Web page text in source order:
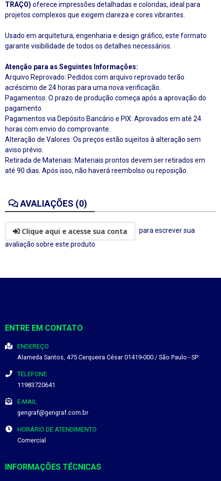
TRAÇO) oferece impressões detalhadas e coloridas, ideal para
projetos complexos que exigem clareza e cores vibrantes.
Usado em arquitetura, engenharia e design gráfico, este formato
garante visibilidade de todos os detalhes necessários.
Atenção para as Seguintes Informações:
Arquivo Reprovado: Pedidos com arquivo reprovado terão
acréscimo de 24 horas para uma nova verificação.
Pagamentos: O prazo de produção começa após a aprovação do
pagamento.
Pagamentos via Depósito Bancário e PIX: Aprovados em até 24
horas com envio do comprovante.
Alteração de Valores: Os preços estão sujeitos à alteração sem
aviso prévio.
Retirada de Materiais: Materiais prontos devem ser retirados em
até 90 dias. Após isso, não haverá reembolso ou reposição.
AVALIAÇÕES (0)
Clique aqui e acesse sua conta
para escrever sua
avaliação sobre este produto
ENTRE EM CONTATO
ENDEREÇO
Alameda Santos, 475 Cerqueira César 01419-000 / São Paulo - SP
TELEFONE
11983720641
E-MAIL
gengraf@gengraf.com.br
HORÁRIO DE ATENDIMENTO
Comercial
INFORMAÇÕES TÉCNICAS